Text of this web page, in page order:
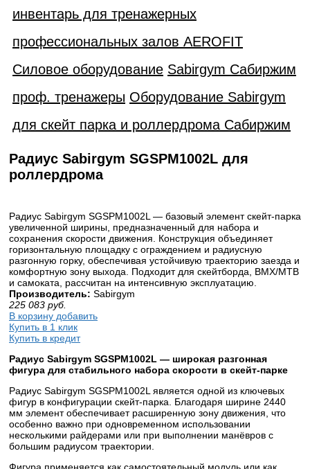
инвентарь для тренажерных
профессиональных залов AEROFIT
Силовое оборудование Sabirgym Сабиржим
проф. тренажеры Оборудование Sabirgym
для скейт парка и роллердрома Сабиржим
Радиус Sabirgym SGSPM1002L для
роллердрома
Радиус Sabirgym SGSPM1002L — базовый элемент скейт-парка
увеличенной ширины, предназначенный для набора и
сохранения скорости движения. Конструкция объединяет
горизонтальную площадку с ограждением и радиусную
разгонную горку, обеспечивая устойчивую траекторию заезда и
комфортную зону выхода. Подходит для скейтборда, BMX/MTB
и самоката, рассчитан на интенсивную эксплуатацию.
Производитель: Sabirgym
225 083 руб.
В корзину добавить
Купить в 1 клик
Купить в кредит
Радиус Sabirgym SGSPM1002L — широкая разгонная
фигура для стабильного набора скорости в скейт-парке
Радиус Sabirgym SGSPM1002L является одной из ключевых
фигур в конфигурации скейт-парка. Благодаря ширине 2440
мм элемент обеспечивает расширенную зону движения, что
особенно важно при одновременном использовании
несколькими райдерами или при выполнении манёвров с
большим радиусом траектории.
Фигура применяется как самостоятельный модуль или как